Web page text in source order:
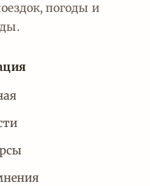
погоды и